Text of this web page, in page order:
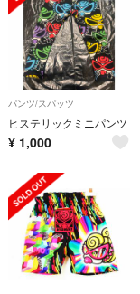
パンツ/スパッツ
ヒステリックミニパンツ
¥ 1,000